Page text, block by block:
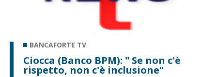
BANCAFORTE TV
Ciocca (Banco BPM): " Se non c'è
rispetto, non c'è inclusione"